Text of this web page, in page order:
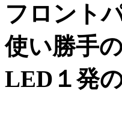
フロント
使い勝手
LED１発